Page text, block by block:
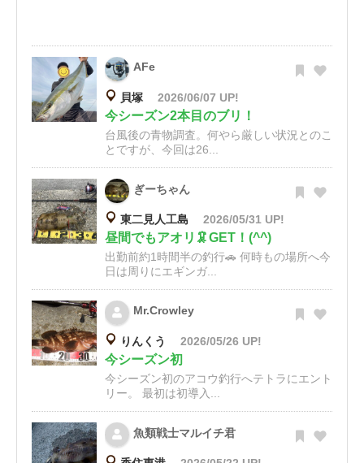
AFe
貝塚 2026/06/07 UP!
今シーズン2本目のブリ！
台風後の青物調査。何やら厳しい状況とのこ
とですが、今回は26...
ぎーちゃん
東二見人工島 2026/05/31 UP!
昼間でもアオリ🦑GET！(^^)
出勤前約1時間半の釣行🚗 何時もの場所へ今
日は周りにエギンガ...
Mr.Crowley
りんくう 2026/05/26 UP!
今シーズン初
今シーズン初のアコウ釣行へテトラにエント
リー。 最初は初導入...
魚類戦士マルイチ君